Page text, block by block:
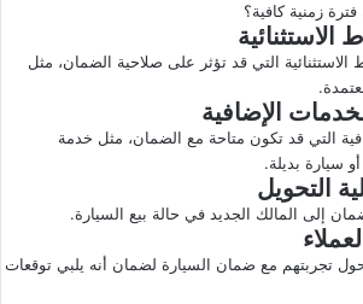
زمنية كافية؟
التي قد تؤثر على صلاحية الضمان، مثل
الإضافية
التي قد تكون متاحة مع الضمان، مثل خدمة
سيارة بديلة.
التحويل
إلى المالك الجديد في حالة بيع السيارة.
تجربتهم مع ضمان السيارة لضمان أنه يلبي توقعات